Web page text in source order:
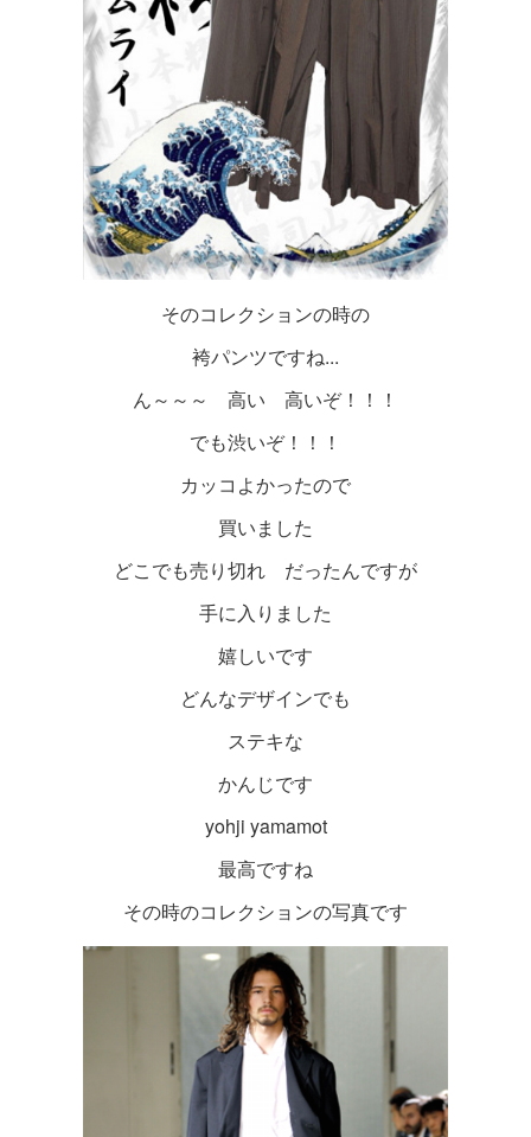
そのコレクションの時の
袴パンツですね...
ん～～～ 高い 高いぞ！！！
でも渋いぞ！！！
カッコよかったので
買いました
どこでも売り切れ だったんですが
手に入りました
嬉しいです
どんなデザインでも
ステキな
かんじです
yohji yamamot
最高ですね
その時のコレクションの写真です